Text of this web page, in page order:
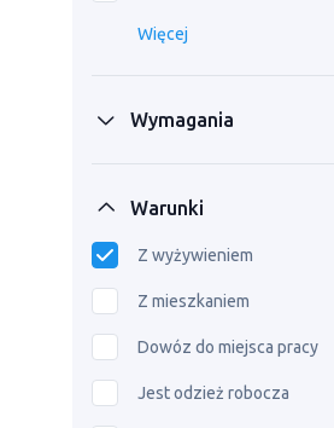
Więcej
Wymagania
Warunki
Z wyżywieniem
Z mieszkaniem
Dowóz do miejsca pracy
Jest odzież robocza